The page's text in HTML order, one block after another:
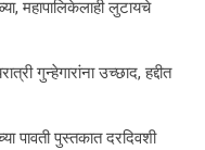
महापालिकेलाही लुटायचे
गुन्हेगारांना उच्छाद, हद्दीत
पावती पुस्तकात दरदिवशी